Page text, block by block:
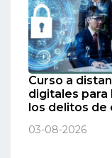
Curso a
digitales
los delitos de
03-08-2026